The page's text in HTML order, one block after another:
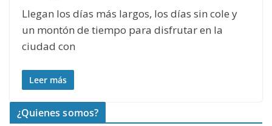
Llegan los días más largos, los días sin cole y
un montón de tiempo para disfrutar en la
ciudad con
Leer más
¿Quienes somos?